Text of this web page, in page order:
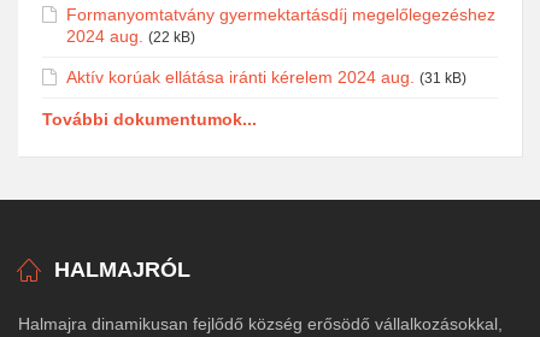
Formanyomtatvány gyermektartásdíj megelőlegezéshez
2024 aug.
(22 kB)
Aktív korúak ellátása iránti kérelem 2024 aug. (31 kB)
További dokumentumok...
HALMAJRÓL
Halmajra dinamikusan fejlődő község erősödő vállalkozásokkal,